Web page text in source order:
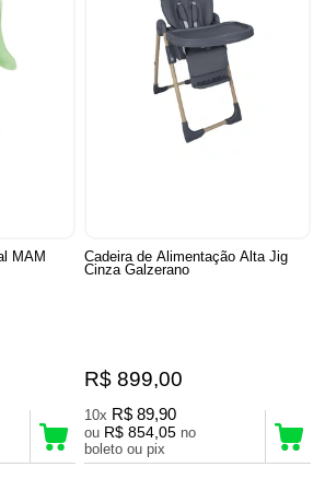
MAM
Cadeira de Alimentação Alta Jig
Cinza Galzerano
R$ 899,00
10x R$ 89,90
ou R$ 854,05 no
boleto ou pix